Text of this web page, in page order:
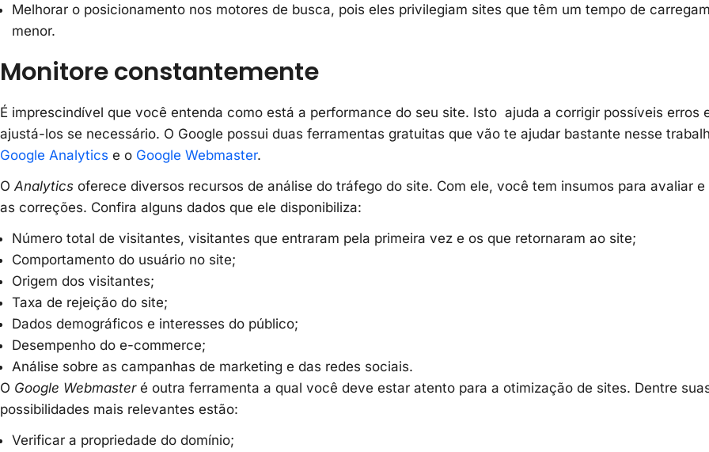
Melhorar o posicionamento nos motores de busca, pois eles privilegiam sites que têm um tempo de
menor.
Monitore constantemente
É imprescindível que você entenda como está a performance do seu site. Isto ajuda a corrigir possíveis erros
ajustá-los se necessário. O Google possui duas ferramentas gratuitas que vão te ajudar bastante nesse
Google Analytics e o Google Webmaster.
O Analytics oferece diversos recursos de análise do tráfego do site. Com ele, você tem insumos para avaliar e
as correções. Confira alguns dados que ele disponibiliza:
Número total de visitantes, visitantes que entraram pela primeira vez e os que retornaram ao site;
Comportamento do usuário no site;
Origem dos visitantes;
Taxa de rejeição do site;
Dados demográficos e interesses do público;
Desempenho do e-commerce;
Análise sobre as campanhas de marketing e das redes sociais.
O Google Webmasteré outra ferramenta a qual você deve estar atento para a otimização de sites. Dentre
possibilidades mais relevantes estão:
Verificar a propriedade do domínio;